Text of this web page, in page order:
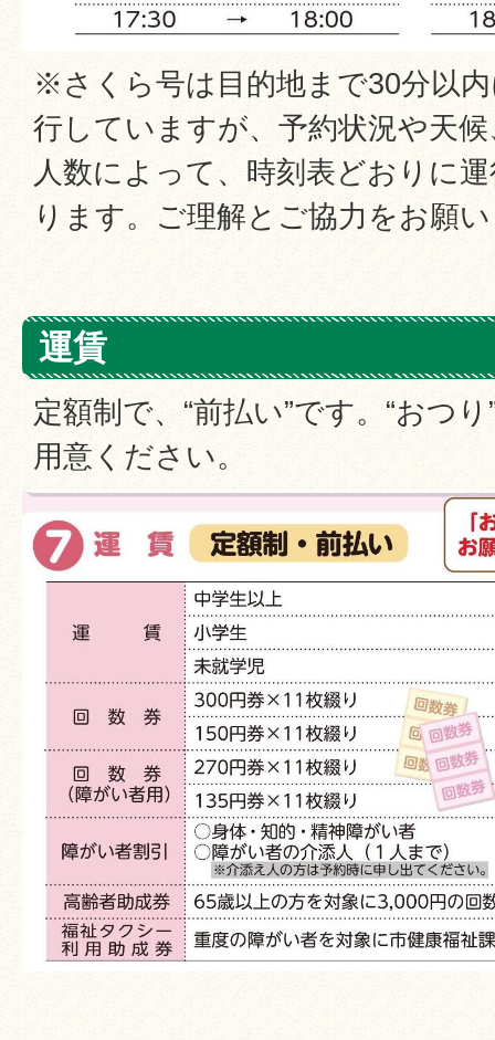
※さくら号は目的地まで30分以
行していますが、予約状況や天
人数によって、時刻表どおりに
ります。ご理解とご協力をお願
運賃
定額制で、“前払い”です。“おつ
用意ください。